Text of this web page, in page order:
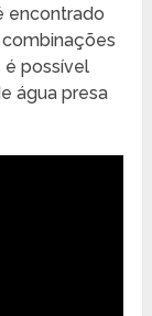
encontrado
é possível
água presa